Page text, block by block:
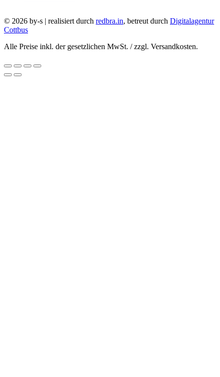
© 2026 by-s | realisiert durch redbra.in, betreut durch Digitalagentur
Cottbus
Alle Preise inkl. der gesetzlichen MwSt. / zzgl. Versandkosten.